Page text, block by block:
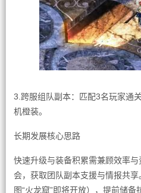
3.跨服组队副本：匹配3名玩家通
机橙装。
长期发展核心思路
快速升级与装备积累需兼顾效率
会，获取团队副本支援与情报共
图“火龙窟”即将开放），提前储